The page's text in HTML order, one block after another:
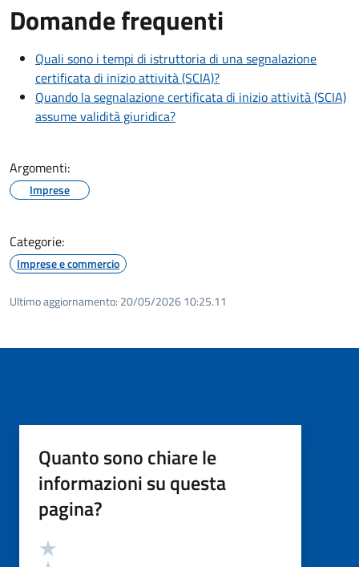
Domande frequenti
Quali sono i tempi di istruttoria di una segnalazione
certificata di inizio attività (SCIA)?
Quando la segnalazione certificata di inizio attività (SCIA)
assume validità giuridica?
Argomenti:
Imprese
Categorie:
Imprese e commercio
Ultimo aggiornamento: 20/05/2026 10:25.11
Quanto sono chiare le
informazioni su questa
pagina?
Valutazione